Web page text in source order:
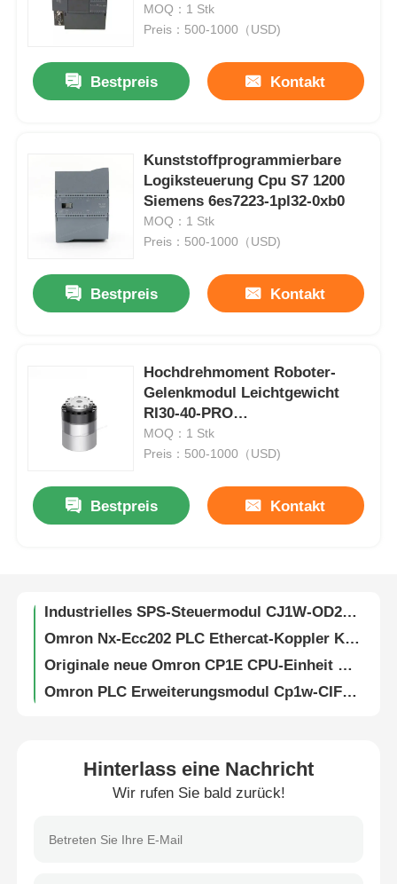
Produkte
Referenzen
Antrieb mit variabler Frequenz
Standard-CPU Siemens
6es7288-1st20-0AA1
MOQ：1 Stk
Preis：500-1000（USD)
Bestpreis Kontakt
Kunststoffprogrammierbare
Logiksteuerung Cpu S7 1200
Siemens 6es7223-1pl32-0xb0
MOQ：1 Stk
Preis：500-1000（USD)
Bestpreis Kontakt
Hochdrehmoment Roboter-
Gelenkmodul Leichtgewicht
RI30-40-PRO
Industrieautomation
MOQ：1 Stk
Preis：500-1000（USD)
Bestpreis Kontakt
Neue Omron Cj1w-Od231 Transistor-Ausgänge PLC-Modul 24VDC
Hinterlass eine Nachricht
Wir rufen Sie bald zurück!